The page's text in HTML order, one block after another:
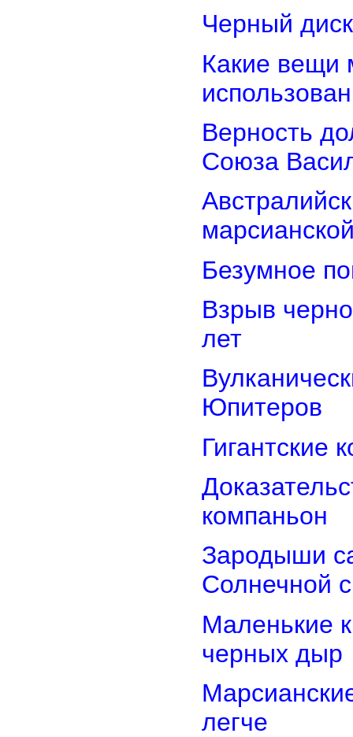
Черный
Какие вещи
Верность
Союза
Безумное
Взрыв
лет
Юпитеров
Гигантские
компаньон
Зародыши
Солнечной
Маленькие
черных дыр
легче